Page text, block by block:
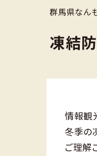
群馬県なん
凍結
情報観
冬季の
ご理解